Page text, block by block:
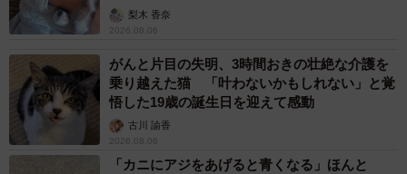
梨木 香奈
2026.08.06
がんと片目の失明、3時間おきの壮絶な介護を
乗り越えた猫 「叶わないかもしれない」と覚
悟した19歳の誕生日を迎えて感動
古川 諭香
2026.08.06
「カニにアジをあげると青くなる」ほんと